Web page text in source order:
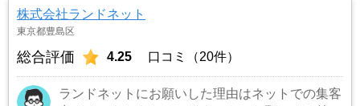
株式会社ランドネット
東京都豊島区
総合評価 4.25 口コミ（20件）
ランドネットにお願いした理由はネットでの集客